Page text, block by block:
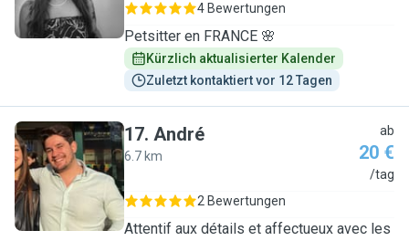
4 Bewertungen
Petsitter en FRANCE 🌸
Kürzlich aktualisierter Kalender
Zuletzt kontaktiert vor 12 Tagen
A
17. André
6.7 km
ab
20 €
/tag
2 Bewertungen
Attentif aux détails et affectueux avec les